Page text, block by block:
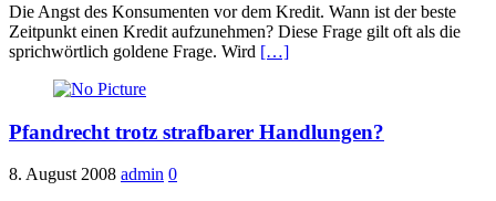
Die Angst des Konsumenten vor dem Kredit. Wann ist der beste
Zeitpunkt einen Kredit aufzunehmen? Diese Frage gilt oft als die
sprichwörtlich goldene Frage. Wird […]
Pfandrecht trotz strafbarer Handlungen?
8. August 2008 admin 0